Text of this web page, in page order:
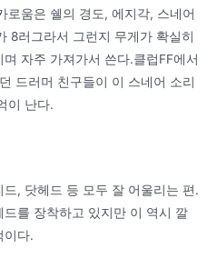
로움은 쉘의 경도, 에지각, 스네어
8러그라서 그런지 무게가 확실히
자주 가져가서 쓴다.클럽FF에서
드러머 친구들이 이 스네어 소리
이 난다.
, 닷헤드 등 모두 잘 어울리는 편.
를 장착하고 있지만 이 역시 깔
이다.